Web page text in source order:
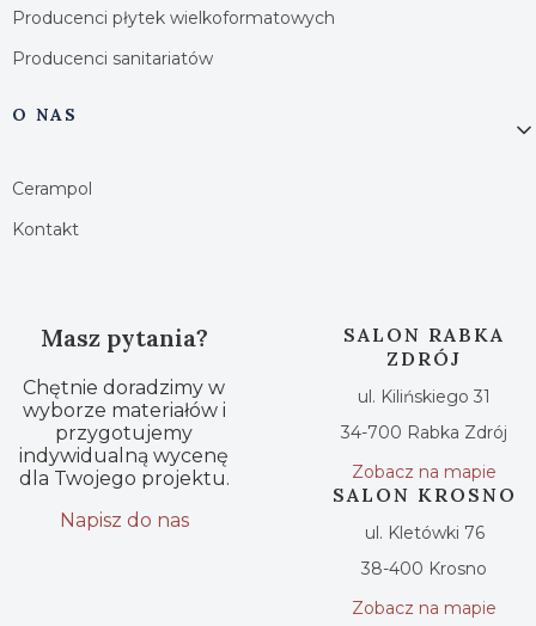
Producenci płytek wielkoformatowych
Producenci sanitariatów
O NAS
Cerampol
Kontakt
Masz pytania?
Chętnie doradzimy w
wyborze materiałów i
przygotujemy
indywidualną wycenę
dla Twojego projektu.
Napisz do nas
SALON RABKA
ZDRÓJ
ul. Kilińskiego 31
34-700 Rabka Zdrój
Zobacz na mapie
SALON KROSNO
ul. Kletówki 76
38-400 Krosno
Zobacz na mapie